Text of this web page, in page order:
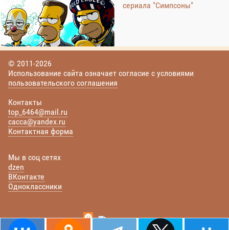
сериала "Симпсоны"
© 2011-2026
Использование сайта означает согласие с условиями
пользовательского соглашения
Контакты
top_6464@mail.ru
cacca@yandex.ru
Контактная форма
Мы в соц сетях
dzen
ВКонтакте
Одноклассники